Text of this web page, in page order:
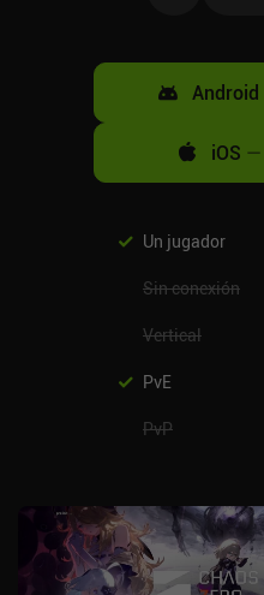
Android
iOS —
Un jugador
Sin conexión
Vertical
PvE
PvP